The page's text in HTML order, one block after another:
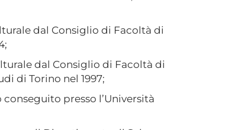
dal Consiglio di Facoltà di
dal Consiglio di Facoltà di
di Torino nel 1997;
presso l’Università